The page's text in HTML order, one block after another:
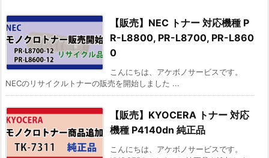
【販売】NEC トナー 対応機種 P
R-L8800, PR-L8700, PR-L860
0
こんにちは、アケボノサービスです。
NECのリサイクルトナーの販売を開始しました ...
【販売】KYOCERA トナー 対応
機種 P4140dn 純正品
こんにちは、アケボノサービスです。